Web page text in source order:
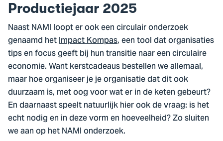
Productiejaar 2025
Naast NAMI loopt er ook een circulair onderzoek
genaamd hetImpact Kompas, een tool dat organisaties
tips en focus geeft bij hun transitie naar een circulaire
economie. Want kerstcadeaus bestellen we allemaal,
maar hoe organiseer je je organisatie dat dit ook
duurzaam is, met oog voor wat er in de keten gebeurt?
En daarnaast speelt natuurlijk hier ook de vraag: is het
echt nodig en in deze vorm en hoeveelheid? Zo sluiten
we aan op het NAMI onderzoek.